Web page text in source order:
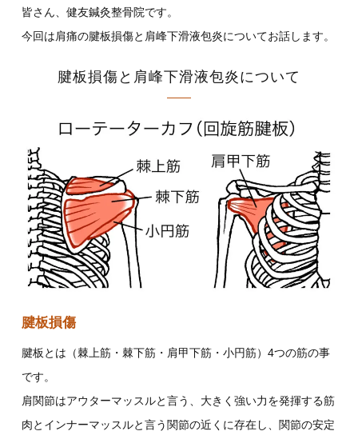
皆さん、健友鍼灸整骨院です。
今回は肩痛の腱板損傷と肩峰下滑液包炎についてお話します。
腱板損傷と肩峰下滑液包炎について
腱板損傷
腱板とは（棘上筋・棘下筋・肩甲下筋・小円筋）4つの筋の事
です。
肩関節はアウターマッスルと言う、大きく強い力を発揮する筋
肉とインナーマッスルと言う関節の近くに存在し、関節の安定